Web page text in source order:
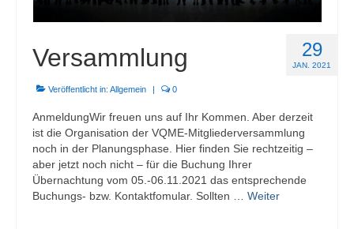
29
JAN. 2021
Versammlung
Veröffentlicht in: Allgemein | 0
AnmeldungWir freuen uns auf Ihr Kommen. Aber derzeit
ist die Organisation der VQME-Mitgliederversammlung
noch in der Planungsphase. Hier finden Sie rechtzeitig –
aber jetzt noch nicht – für die Buchung Ihrer
Übernachtung vom 05.-06.11.2021 das entsprechende
Buchungs- bzw. Kontaktfomular. Sollten … Weiter